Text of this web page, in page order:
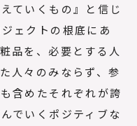
ていくもの』と信じ
ェクトの根底にあ
品を、必要とする人
人々のみならず、参
含めたそれぞれが誇
でいくポジティブな